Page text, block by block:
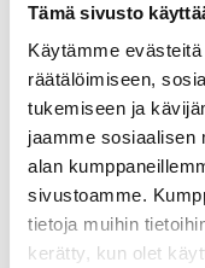
Tämä sivusto
Käytämme
räätälöimiseen,
tukemiseen ja
jaamme sosiaalisen
alan
sivustoamme.
tietoja muihin
kerätty, kun olet
Observera: På grund
får kan det ibland
försöker dock alltid
Tack, ha en bra dag!